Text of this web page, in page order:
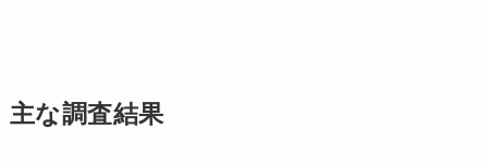
主な調査結果